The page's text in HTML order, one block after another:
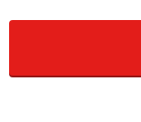
雇用形態：正社員